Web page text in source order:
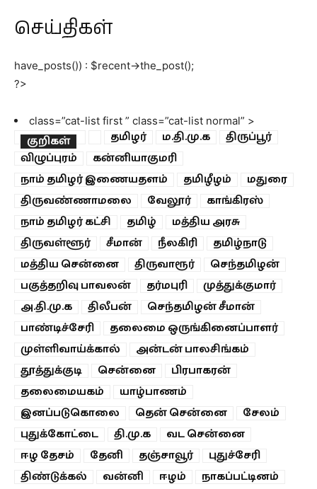
செய்திகள்
have_posts()) : $recent->the_post();
?>
class=”cat-list first ” class=”cat-list normal” >
குறிகள் தமிழர் ம.தி.மு.க
திருப்பூர்
விழுப்புரம்
கன்னியாகுமரி
நாம் தமிழர் இணையதளம்
தமிழீழம்
மதுரை
திருவண்ணாமலை
வேலூர்
காங்கிரஸ்
நாம் தமிழர் கட்சி
தமிழ்
மத்திய அரசு
திருவள்ளூர்
சீமான் நீலகிரி
தமிழ்நாடு
மத்திய சென்னை
திருவாரூர்
செந்தமிழன்
பகுத்தறிவு பாவலன்
தர்மபுரி
முத்துக்குமார்
அ.தி.மு.க
திலீபன்
செந்தமிழன் சீமான்
பாண்டிச்சேரி
தலைமை ஒருங்கினைப்பாளர்
முள்ளிவாய்க்கால்
அன்டன் பாலசிங்கம்
தூத்துக்குடி
சென்னை
பிரபாகரன்
தலைமையகம்
யாழ்பாணம்
இனப்படுகொலை
தென் சென்னை
சேலம்
புதுக்கோட்டை
தி.மு.க
வட சென்னை
ஈழ தேசம்
தேனி தஞ்சாவூர்
புதுச்சேரி
திண்டுக்கல்
வன்னி ஈழம்
நாகப்பட்டினம்